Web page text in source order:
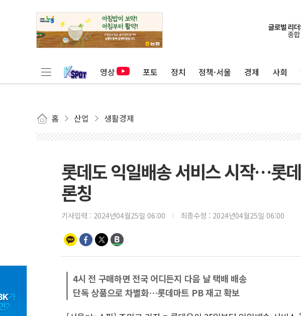
영상 포토 정치 정책·서울 경제 사회
홈 산업 생활경제
롯데도 익일배송 서비스 시작…롯
론칭
기사입력 : 2024년04월25일 06:00 최종수정 : 2024년04월25일 06:00
4시 전 구매하면 전국 어디든지 다음 날 택배 배송
단독 상품으로 차별화…롯데마트 PB 재고 확보